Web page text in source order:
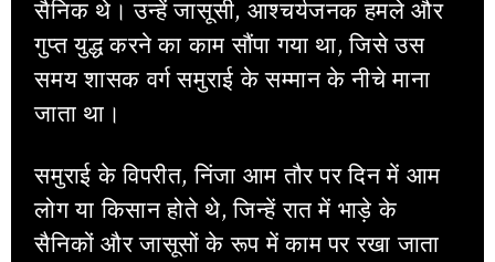
सैनिक थे। उन्हें जासूसी, आश्चर्यजनक हमले और
गुप्त युद्ध करने का काम सौंपा गया था, जिसे उस
समय शासक वर्ग समुराई के सम्मान के नीचे माना
जाता था।
समुराई के विपरीत, निंजा आम तौर पर दिन में आम
लोग या किसान होते थे, जिन्हें रात में भाड़े के
सैनिकों और जासूसों के रूप में काम पर रखा जाता